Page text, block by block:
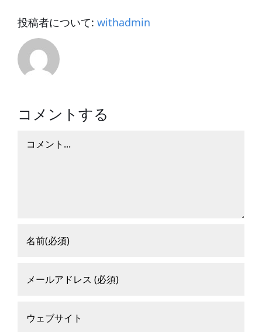
投稿者について: withadmin
コメントする